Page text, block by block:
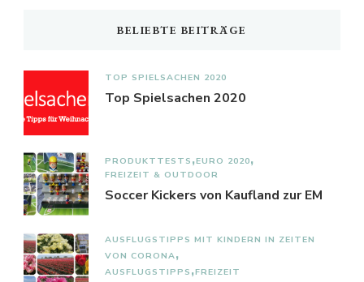
BELIEBTE BEITRÄGE
TOP SPIELSACHEN 2020
Top Spielsachen 2020
PRODUKTTESTS EURO 2020
FREIZEIT & OUTDOOR
Soccer Kickers von Kaufland zur EM
AUSFLUGSTIPPS MIT KINDERN IN ZEITEN
VON CORONA
AUSFLUGSTIPPS FREIZEIT